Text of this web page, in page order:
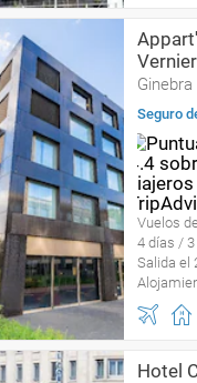
Vernier
Ginebra
Seguro
Vuelos
4 días /
Salida el
Hotel